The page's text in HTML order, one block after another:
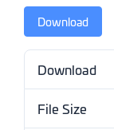
Download
Download
File Size